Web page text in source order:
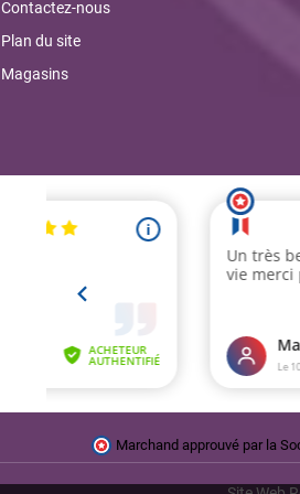
Contactez-nous
Plan du site
Magasins
Marchand approuvé par la